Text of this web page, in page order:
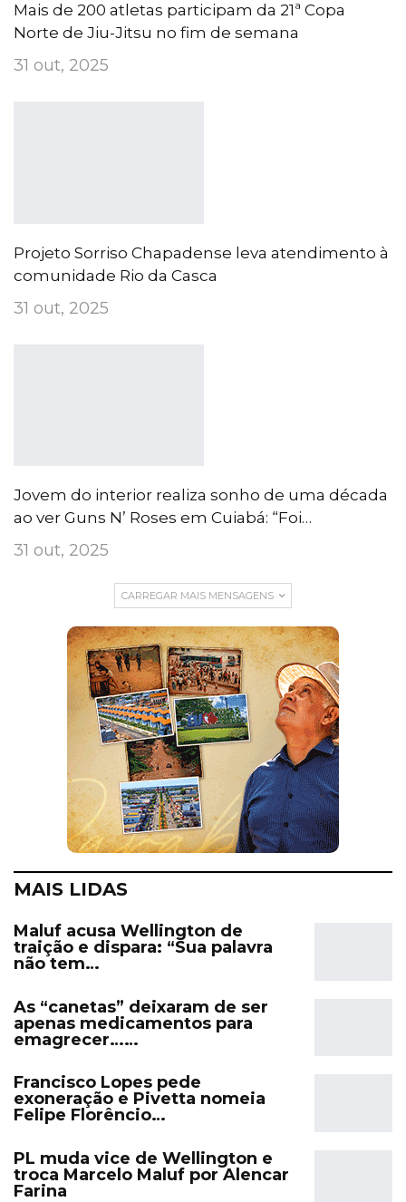
Mais de 200 atletas participam da 21ª Copa
Norte de Jiu-Jitsu no fim de semana
31 out, 2025
Projeto Sorriso Chapadense leva atendimento à
comunidade Rio da Casca
31 out, 2025
Jovem do interior realiza sonho de uma década
ao ver Guns N’ Roses em Cuiabá: “Foi…
31 out, 2025
CARREGAR MAIS MENSAGENS
MAIS LIDAS
Maluf acusa Wellington de
traição e dispara: “Sua palavra
não tem…
As “canetas” deixaram de ser
apenas medicamentos para
emagrecer……
Francisco Lopes pede
exoneração e Pivetta nomeia
Felipe Florêncio…
PL muda vice de Wellington e
troca Marcelo Maluf por Alencar
Farina